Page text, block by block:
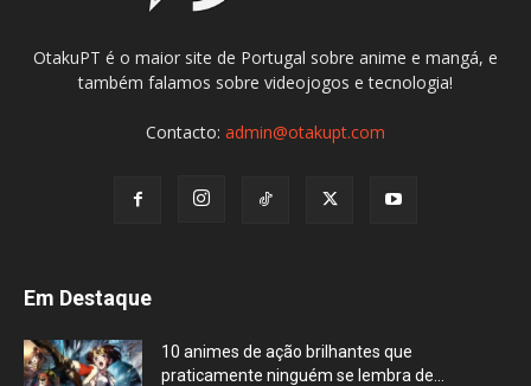
OtakuPT é o maior site de Portugal sobre anime e mangá, e
também falamos sobre videojogos e tecnologia!
Contacto: admin@otakupt.com
Em Destaque
10 animes de ação brilhantes que
praticamente ninguém se lembra de...